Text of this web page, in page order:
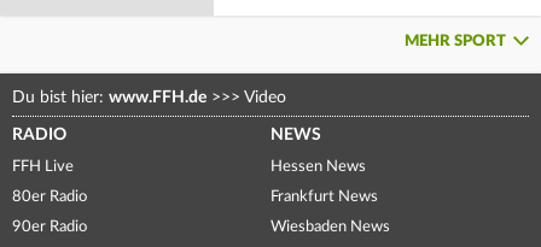
MEHR SPORT
Du bist hier: www.FFH.de >>> Video
RADIO
FFH Live
80er Radio
90er Radio
NEWS
Hessen News
Frankfurt News
Wiesbaden News